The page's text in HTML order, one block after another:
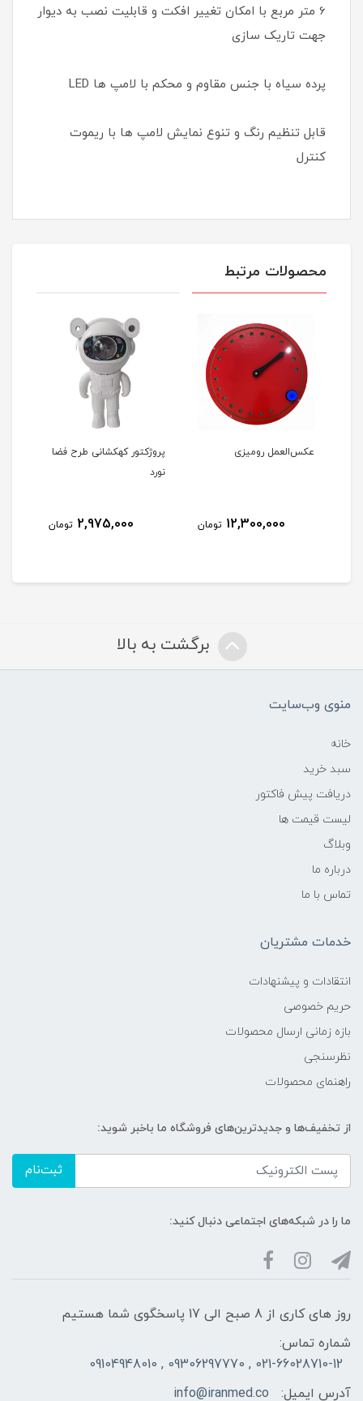
6 متر مربع با امکان تغییر افکت و قابلیت نصب به دیوار
جهت تاریک سازی
پرده سیاه با جنس مقاوم و محکم با لامپ ها LED
قابل تنظیم رنگ و تنوع نمایش لامپ ها با ریموت
کنترل
محصولات مرتبط
عکس‌العمل رومیزی
12,300,000 تومان
پروژکتور کهکشانی طرح فضا
نورد
2,975,000 تومان
برگشت به بالا
منوی وب‌سایت
خانه
سبد خرید
دریافت پیش فاکتور
لیست قیمت ها
وبلاگ
درباره ما
تماس با ما
خدمات مشتریان
انتقادات و پیشنهادات
حریم خصوصی
بازه زمانی ارسال محصولات
نظرسنجی
راهنمای محصولات
از تخفیف‌ها و جدیدترین‌های فروشگاه ما باخبر شوید:
ثبت‌نام
ما را در شبکه‌های اجتماعی دنبال کنید:
روز های کاری از 8 صبح الی 17 پاسخگوی شما هستیم
شماره تماس:
021-66028710-12 , 09306297770 , 09104948010
آدرس ایمیل:
info@iranmed.co